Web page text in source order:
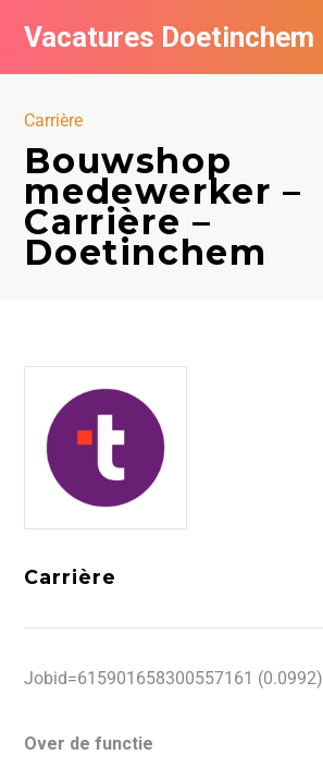
Vacatures Doetinchem
Carrière
Bouwshop
medewerker –
Carrière –
Doetinchem
Carrière
Jobid=615901658300557161 (0.0992)
Over de functie
Vacatures per bedrijf
Nieuwsbrief feed